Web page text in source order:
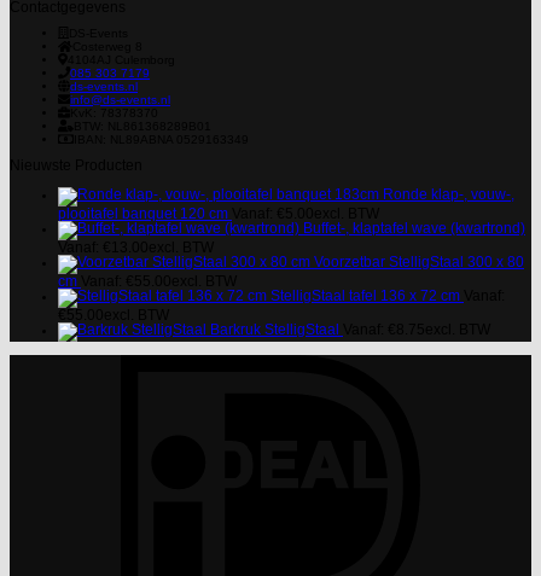
085 303 7179
ds-events.nl
info@ds-events.nl
Ronde klap-, vouw-,
plooitafel banquet 120 cm
Buffet-, klaptafel wave (kwartrond)
Voorzetbar StelligStaal 300 x 80
cm
StelligStaal tafel 136 x 72 cm
Barkruk StelligStaal